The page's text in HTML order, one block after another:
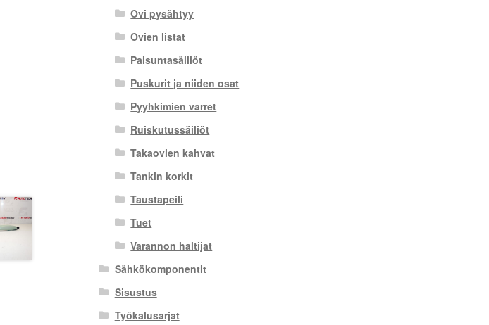
Ovi pysähtyy
Ovien listat
Paisuntasäiliöt
Puskurit ja niiden osat
Pyyhkimien varret
Ruiskutussäiliöt
Takaovien kahvat
Tankin korkit
Taustapeili
Tuet
Varannon haltijat
Sähkökomponentit
Sisustus
Työkalusarjat